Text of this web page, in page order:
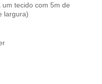
tecido com 5m de
largura)